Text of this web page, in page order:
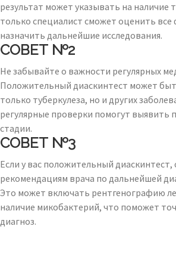
результат может указывать на наличие
только специалист сможет оценить
назначить дальнейшие исследования.
СОВЕТ №2
Не забывайте о важности регулярных
Положительный диаскинтест может
только туберкулеза, но и других
регулярные проверки помогут выявить
стадии.
СОВЕТ №3
Если у вас положительный диаскинтест,
рекомендациям врача по дальнейшей
Это может включать рентгенографию
наличие микобактерий, что поможет
диагноз.